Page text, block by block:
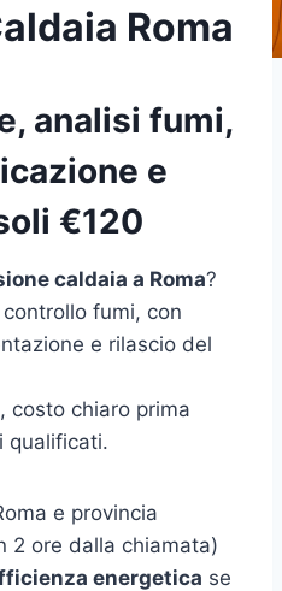
Roma
analisi fumi,
e
€120
caldaia a Roma?
fumi, con
e rilascio del
costo chiaro prima
qualificati.
e provincia
2 ore dalla chiamata)
energetica se